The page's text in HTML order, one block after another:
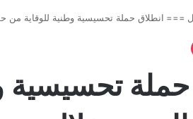
=== انطلاق حملة تحسيسية وطنية للوقاية
حملة تحسيسية